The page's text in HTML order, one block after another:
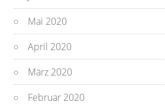
Mai 2020
April 2020
März 2020
Februar 2020